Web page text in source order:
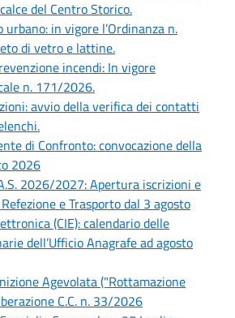
del Centro Storico.
urbano: in vigore l’Ordinanza n.
di vetro e lattine.
incendi: In vigore
n. 171/2026.
avvio della verifica dei contatti
di Confronto: convocazione della
2026
2026/2027: Apertura iscrizioni e
e Trasporto dal 3 agosto
(CIE): calendario delle
dell’Ufficio Anagrafe ad agosto
Agevolata ("Rottamazione
C.C. n. 33/2026